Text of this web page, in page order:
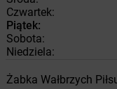
Czwartek:
Piątek:
Sobota:
Niedziela:
Żabka Wałbrzych